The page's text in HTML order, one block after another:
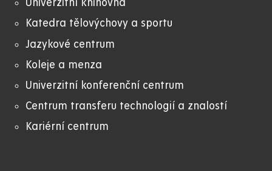
Univerzitní knihovna
Katedra tělovýchovy a sportu
Jazykové centrum
Koleje a menza
Univerzitní konferenční centrum
Centrum transferu technologií a znalostí
Kariérní centrum